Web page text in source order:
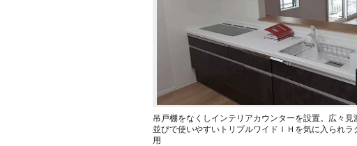
吊戸棚をなくしインテリアカウンターを設置。広々見
並びで使いやすいトリプルワイドＩＨを気に入られラ
用